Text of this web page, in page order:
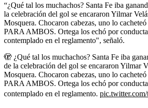
“¿Qué tal los muchachos? Santa Fe iba
la celebración del gol se encararon Yilmar
Mosquera. Chocaron cabezas, uno lo
PARA AMBOS. Ortega los echó por
contemplado en el reglamento", señaló.
🫣 ¿Qué tal los muchachos? Santa Fe iba
de la celebración del gol se encararon Yilmar
Mosquera. Chocaron cabezas, uno lo
PARA AMBOS. Ortega los echó por
contemplado en el reglamento.